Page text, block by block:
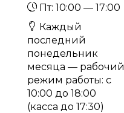
Пт: 10:00 — 17:00
Каждый
последний
понедельник
месяца — рабочий
режим работы: с
10:00 до 18:00
(касса до 17:30)